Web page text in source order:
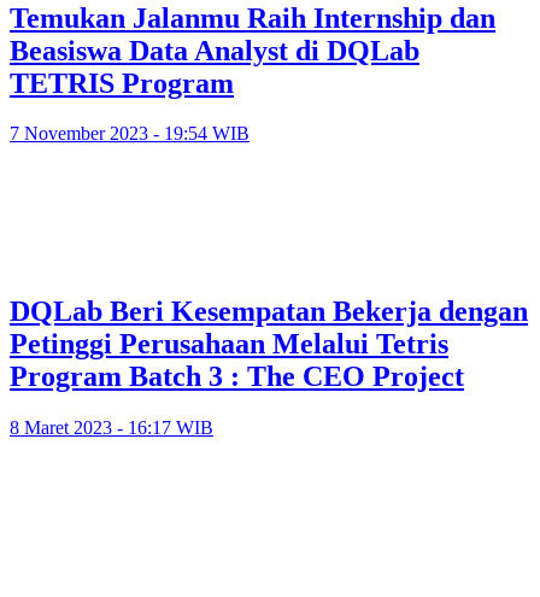
Temukan Jalanmu Raih Internship dan
Beasiswa Data Analyst di DQLab
TETRIS Program
7 November 2023 - 19:54 WIB
DQLab Beri Kesempatan Bekerja dengan
Petinggi Perusahaan Melalui Tetris
Program Batch 3 : The CEO Project
8 Maret 2023 - 16:17 WIB